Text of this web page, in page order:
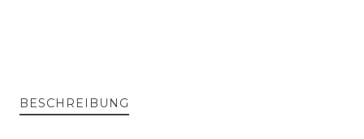
BESCHREIBUNG